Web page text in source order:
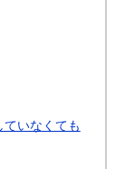
いなくても